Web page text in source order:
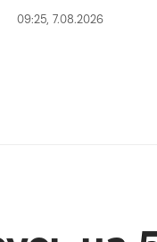
09:25, 7.08.2026